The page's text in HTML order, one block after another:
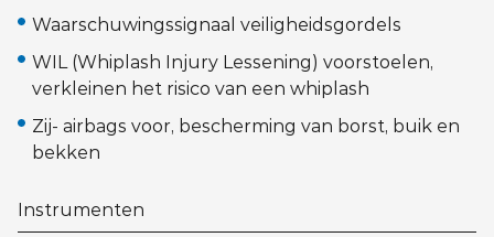
Waarschuwingssignaal veiligheidsgordels
WIL (Whiplash Injury Lessening) voorstoelen,
verkleinen het risico van een whiplash
Zij- airbags voor, bescherming van borst, buik en
bekken
Instrumenten